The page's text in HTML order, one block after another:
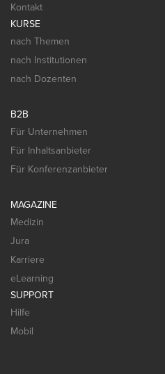
Kontakt
KURSE
nach Themen
nach Institutionen
nach Dozenten
B2B
Für Unternehmen
Für Inhaltsanbieter
Für Konferenzanbieter
MAGAZINE
Medizin
Jura
Karriere
eLearning
SUPPORT
Hilfe
Mobil